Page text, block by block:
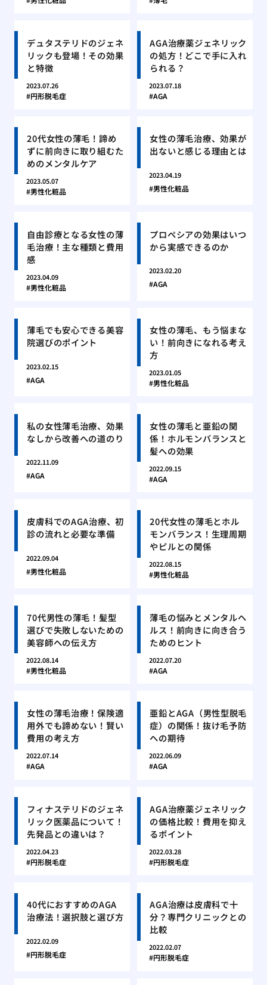
デュタステリドのジェネ
リックも登場！その効果
と特徴
2023.07.26
円形脱毛症
AGA治療薬ジェネリック
の処方！どこで手に入れ
られる？
2023.07.18
AGA
20代女性の薄毛！諦め
ずに前向きに取り組むた
めのメンタルケア
2023.05.07
男性化粧品
女性の薄毛治療、効果が
出ないと感じる理由とは
2023.04.19
男性化粧品
自由診療となる女性の薄
毛治療！主な種類と費用
感
2023.04.09
男性化粧品
プロペシアの効果はいつ
から実感できるのか
2023.02.20
AGA
薄毛でも安心できる美容
院選びのポイント
2023.02.15
AGA
女性の薄毛、もう悩まな
い！前向きになれる考え
方
2023.01.05
男性化粧品
私の女性薄毛治療、効果
なしから改善への道のり
2022.11.09
AGA
女性の薄毛と亜鉛の関
係！ホルモンバランスと
髪への効果
2022.09.15
AGA
皮膚科でのAGA治療、初
診の流れと必要な準備
2022.09.04
男性化粧品
20代女性の薄毛とホル
モンバランス！生理周期
やピルとの関係
2022.08.15
男性化粧品
70代男性の薄毛！髪型
選びで失敗しないための
美容師への伝え方
2022.08.14
男性化粧品
薄毛の悩みとメンタルヘ
ルス！前向きに向き合う
ためのヒント
2022.07.20
AGA
女性の薄毛治療！保険適
用外でも諦めない！賢い
費用の考え方
2022.07.14
AGA
亜鉛とAGA（男性型脱毛
症）の関係！抜け毛予防
への期待
2022.06.09
AGA
フィナステリドのジェネ
リック医薬品について！
先発品との違いは？
2022.04.23
円形脱毛症
AGA治療薬ジェネリック
の価格比較！費用を抑え
るポイント
2022.03.28
円形脱毛症
40代におすすめのAGA
治療法！選択肢と選び方
2022.02.09
円形脱毛症
AGA治療は皮膚科で十
分？専門クリニックとの
比較
2022.02.07
円形脱毛症